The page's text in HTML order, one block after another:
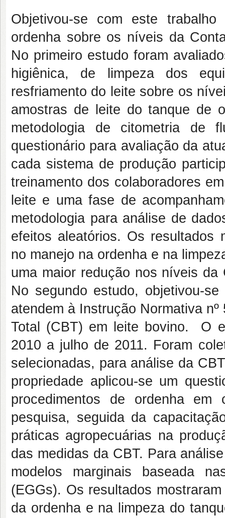
Objetivou-se com este
ordenha sobre os níveis da
No primeiro estudo foram
higiênica, de limpeza dos
resfriamento do leite sobre os
amostras de leite do tanque de
metodologia de citometria de
questionário para avaliação da
cada sistema de produção
treinamento dos colaboradores
leite e uma fase de
metodologia para análise de
efeitos aleatórios. Os resultados
no manejo na ordenha e na
uma maior redução nos níveis
No segundo estudo, objetivou-
atendem à Instrução Normativa
Total (CBT) em leite bovino. O
2010 a julho de 2011. Foram
selecionadas, para análise da
propriedade aplicou-se um
procedimentos de ordenha em
pesquisa, seguida da
práticas agropecuárias na
das medidas da CBT. Para
modelos marginais baseada
(EGGs). Os resultados
da ordenha e na limpeza do